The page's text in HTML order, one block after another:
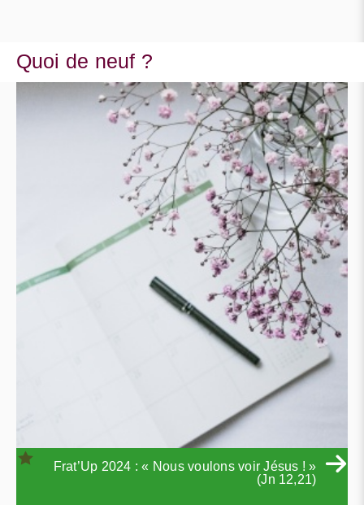
Quoi de neuf ?
Frat’Up 2024 : « Nous voulons voir Jésus ! »
(Jn 12,21)